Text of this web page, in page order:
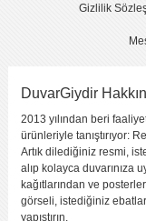
Yorumu Gönder
Gizlilik
DuvarGiydir
2013 yılından beri
ürünleriyle tanıştırıyor:
Artık dilediğiniz resmi,
alıp kolayca duvarınıza
kağıtlarından ve
görseli, istediğiniz
yapıştırın.